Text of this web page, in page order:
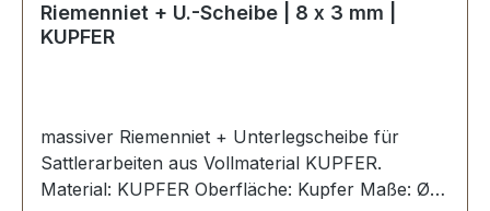
Riemenniet + U.-Scheibe | 8 x 3 mm |
KUPFER
massiver Riemenniet + Unterlegscheibe für
Sattlerarbeiten aus Vollmaterial KUPFER.
Material: KUPFER Oberfläche: Kupfer Maße: Ø